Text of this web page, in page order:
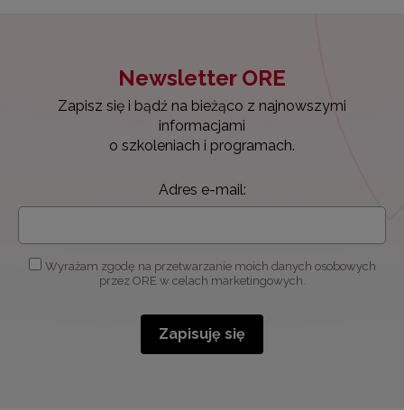
Newsletter ORE
Zapisz się i bądź na bieżąco z najnowszymi
informacjami
o szkoleniach i programach.
Adres e-mail:
Wyrażam zgodę na przetwarzanie moich danych osobowych
przez ORE w celach marketingowych.
Zapisuję się